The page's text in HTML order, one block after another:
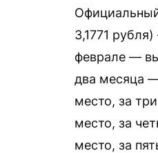
3,1771
феврале —
два месяца
место, за
место, за
место, за